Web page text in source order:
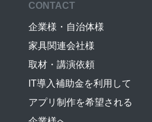
CONTACT
企業様・自治体様
家具関連会社様
取材・講演依頼
IT導入補助金を利用して
アプリ制作を希望される